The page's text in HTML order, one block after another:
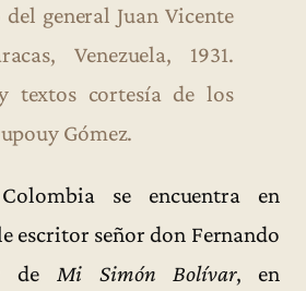
general Juan Vicente
Venezuela, 1931.
textos cortesía de los
Gómez.
se encuentra en
escritor señor don Fernando
de Mi Simón Bolívar, en